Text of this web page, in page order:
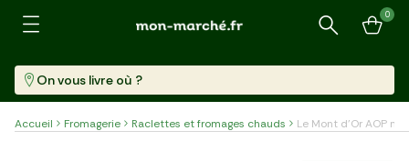
Recherche
0
On vous livre où ?
Accueil Fromagerie Raclettes et fromages chauds Le Mont d'Or AOP